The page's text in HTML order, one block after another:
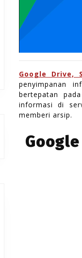
Google Drive,
penyimpanan
bertepatan
informasi di
memberi arsip.